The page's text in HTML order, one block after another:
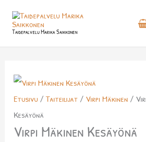
sisältöön
Taidepalvelu Marika Saikkonen
Etusivu/ Taiteilijat / Virpi Mäkinen /
Kesäyönä
Virpi Mäkinen Kesäyönä
Mäkinen
Kesäyönä
määrä